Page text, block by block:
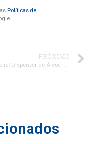
Políticas de
PRÓXIMO
Saboneteira/Dispenser de Álcool Manual Líquido